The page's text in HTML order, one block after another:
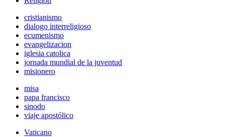
cristianismo
dialogo interreligioso
ecumenismo
evangelizacion
iglesia catolica
jornada mundial de la juventud
misionero
misa
papa francisco
sinodo
viaje apostólico
Vaticano